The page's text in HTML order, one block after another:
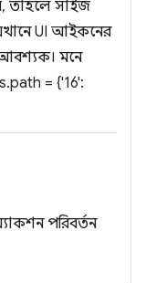
তাহলে সাইজ
UI আইকনের
আবশ্যক। মনে
= {'16':
পরিবর্তন